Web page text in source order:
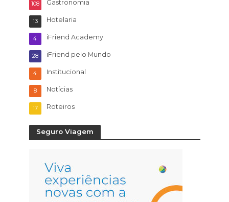
Gastronomia
108
Hotelaria
13
iFriend Academy
4
iFriend pelo Mundo
28
Institucional
4
Notícias
8
Roteiros
17
Seguro Viagem